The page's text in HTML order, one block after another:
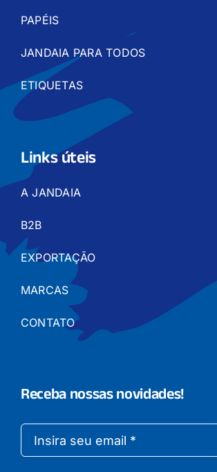
PAPÉIS
JANDAIA PARA TODOS
ETIQUETAS
Links úteis
A JANDAIA
B2B
EXPORTAÇÃO
MARCAS
CONTATO
Receba nossas novidades!